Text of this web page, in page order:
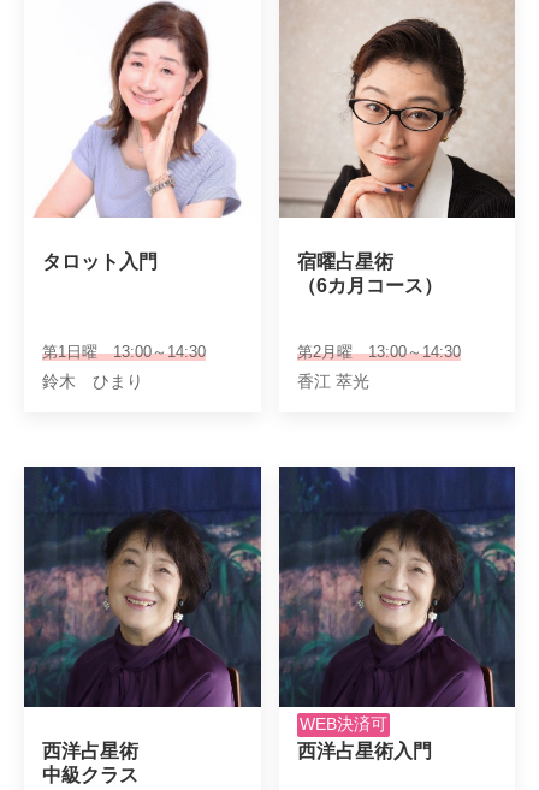
タロット入門
第1日曜 13:00～14:30
鈴木 ひまり
宿曜占星術
（6カ月コース）
第2月曜 13:00～14:30
香江 萃光
西洋占星術
中級クラス
WEB決済可
西洋占星術入門